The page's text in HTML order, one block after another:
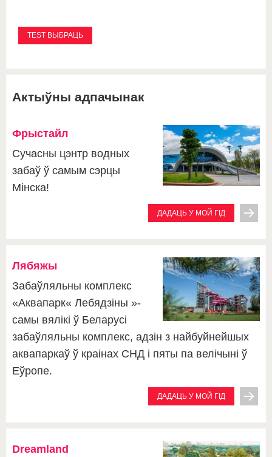
Актыўны адпачынак
Фрыстайл
Сучасны цэнтр водных
забаў ў самым сэрцы
Мінска!
ДАДАЦЬ У МОЙ ГІД
Лябяжы
Забаўляльны комплекс
«Аквапарк« Лебядзіны »-
самы вялікі ў Беларусі
забаўляльны комплекс, адзін з найбуйнейшых
аквапаркаў ў краінах СНД і пяты па велічыні ў
Еўропе.
ДАДАЦЬ У МОЙ ГІД
Dreamland